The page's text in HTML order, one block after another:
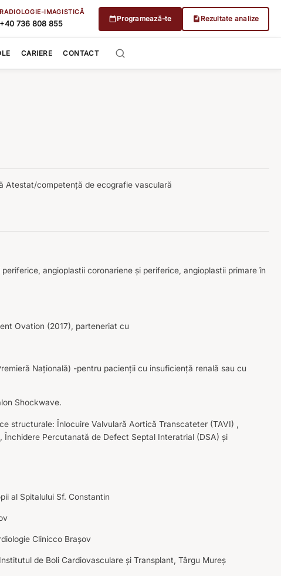
RADIOLOGIE-IMAGISTICĂ
+40 736 808 855
Programează-te Rezultate analize
CARIERE CONTACT
Atestat/competență de ecografie vasculară
angioplastii coronariene și periferice, angioplastii primare în
Ovation (2017), parteneriat cu
Națională) -pentru pacienții cu insuficiență renală sau cu
Shockwave.
structurale: Înlocuire Valvulară Aortică Transcateter (TAVI) ,
Închidere Percutanată de Defect Septal Interatrial (DSA) și
al Spitalului Sf. Constantin
Clinicco Brașov
de Boli Cardiovasculare și Transplant, Târgu Mureș